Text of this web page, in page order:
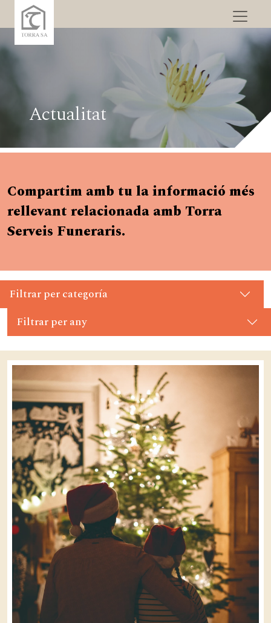
Actualitat
Compartim amb tu la informació més
rellevant relacionada amb Torra
Serveis Funeraris.
Filtrar per categoría
Filtrar per any